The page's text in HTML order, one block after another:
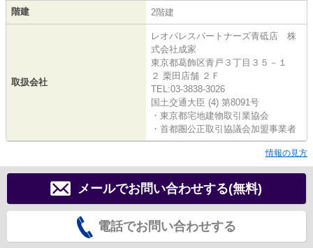
階建 2階建
取扱会社
レオパレスパートナーズ青砥店 株
式会社成家
東京都葛飾区青戸３丁目３５－１
２ 栗田店舗 ２Ｆ
TEL:03-3838-3026
国土交通大臣 (4) 第8091号
・東京都宅地建物取引業協会
・首都圏公正取引協議会加盟事業者
情報の見方
メールでお問い合わせする(無料)
電話でお問い合わせする